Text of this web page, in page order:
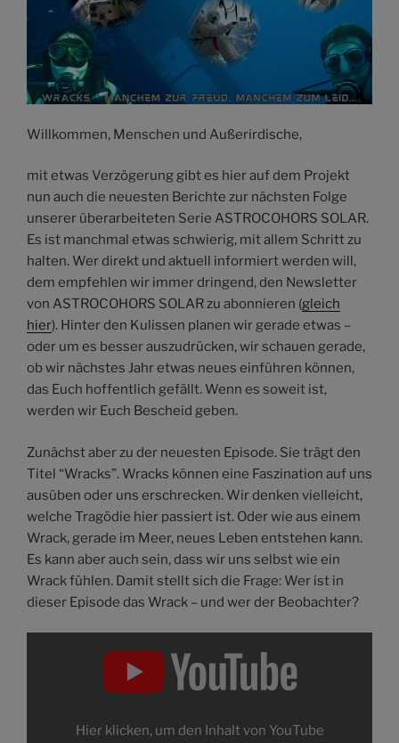
Willkommen, Menschen und Außerirdische,
mit etwas Verzögerung gibt es hier auf dem Projekt
nun auch die neuesten Berichte zur nächsten Folge
unserer überarbeiteten Serie ASTROCOHORS SOLAR.
Es ist manchmal etwas schwierig, mit allem Schritt zu
halten. Wer direkt und aktuell informiert werden will,
dem empfehlen wir immer dringend, den Newsletter
von ASTROCOHORS SOLAR zu abonnieren (gleich
hier). Hinter den Kulissen planen wir gerade etwas –
oder um es besser auszudrücken, wir schauen gerade,
ob wir nächstes Jahr etwas neues einführen können,
das Euch hoffentlich gefällt. Wenn es soweit ist,
werden wir Euch Bescheid geben.
Zunächst aber zu der neuesten Episode. Sie trägt den
Titel “Wracks”. Wracks können eine Faszination auf uns
ausüben oder uns erschrecken. Wir denken vielleicht,
welche Tragödie hier passiert ist. Oder wie aus einem
Wrack, gerade im Meer, neues Leben entstehen kann.
Es kann aber auch sein, dass wir uns selbst wie ein
Wrack fühlen. Damit stellt sich die Frage: Wer ist in
dieser Episode das Wrack – und wer der Beobachter?
Hier klicken, um den Inhalt von YouTube